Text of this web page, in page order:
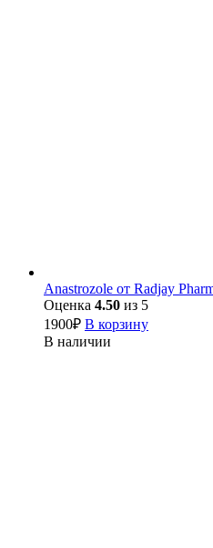
Anastrozole от Radjay
Оценка 4.50 из 5
1900₽ В корзину
В наличии